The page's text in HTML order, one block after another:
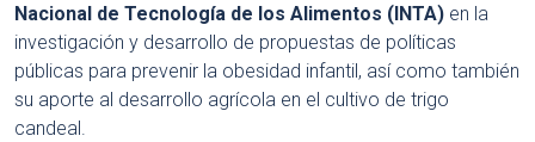
Nacional de Tecnología de los Alimentos (INTA) en la
investigación y desarrollo de propuestas de políticas
públicas para prevenir la obesidad infantil, así como también
su aporte al desarrollo agrícola en el cultivo de trigo
candeal.